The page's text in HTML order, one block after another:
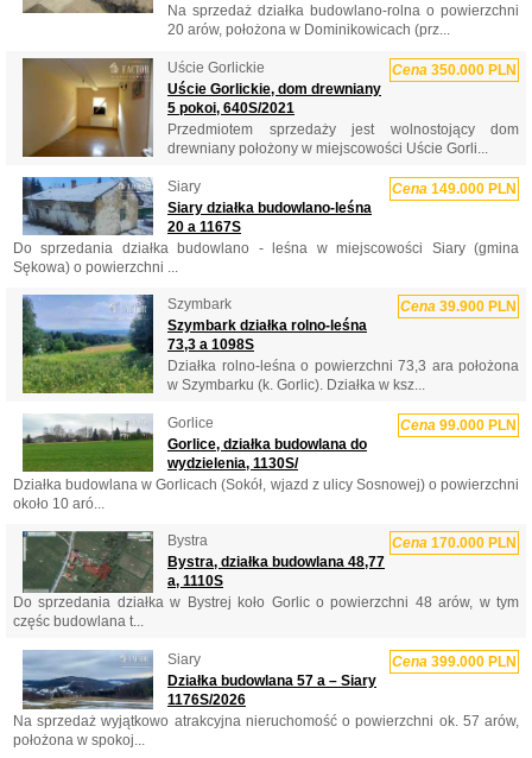
Na sprzedaż działka budowlano-rolna o powierzchni
20 arów, położona w Dominikowicach (prz...
Uście Gorlickie Cena 350.000 PLN
Uście Gorlickie, dom drewniany
5 pokoi, 640S/2021
Przedmiotem sprzedaży jest wolnostojący dom
drewniany położony w miejscowości Uście Gorli...
Siary Cena 149.000 PLN
Siary działka budowlano-leśna
20 a 1167S
Do sprzedania działka budowlano - leśna w miejscowości Siary (gmina
Sękowa) o powierzchni ...
Szymbark Cena 39.900 PLN
Szymbark działka rolno-leśna
73,3 a 1098S
Działka rolno-leśna o powierzchni 73,3 ara położona
w Szymbarku (k. Gorlic). Działka w ksz...
Gorlice Cena 99.000 PLN
Gorlice, działka budowlana do
wydzielenia, 1130S/
Działka budowlana w Gorlicach (Sokół, wjazd z ulicy Sosnowej) o powierzchni
około 10 aró...
Bystra Cena 170.000 PLN
Bystra, działka budowlana 48,77
a, 1110S
Do sprzedania działka w Bystrej koło Gorlic o powierzchni 48 arów, w tym
częśc budowlana t...
Siary Cena 399.000 PLN
Działka budowlana 57 a – Siary
1176S/2026
Na sprzedaż wyjątkowo atrakcyjna nieruchomość o powierzchni ok. 57 arów,
położona w spokoj...